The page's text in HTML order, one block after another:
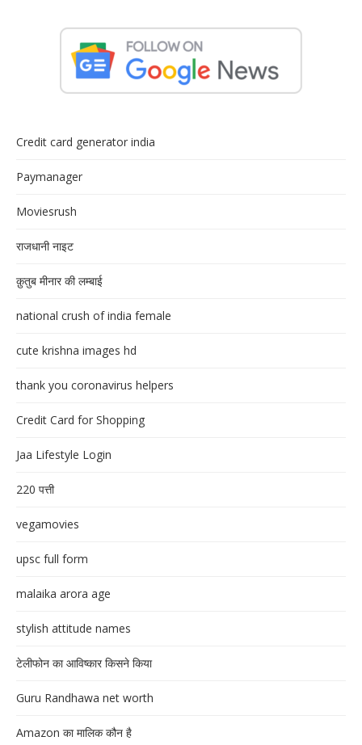
Credit card generator india
Paymanager
Moviesrush
राजधानी नाइट
क़ुतुब मीनार की लम्बाई
national crush of india female
cute krishna images hd
thank you coronavirus helpers
Credit Card for Shopping
Jaa Lifestyle Login
220 पत्ती
vegamovies
upsc full form
malaika arora age
stylish attitude names
टेलीफोन का आविष्कार किसने किया
Guru Randhawa net worth
Amazon का मालिक कौन है